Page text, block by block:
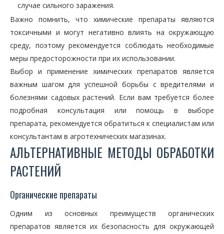
случае сильного заражения.
Важно помнить, что химические препараты являются
токсичными и могут негативно влиять на окружающую
среду, поэтому рекомендуется соблюдать необходимые
меры предосторожности при их использовании.
Выбор и применение химических препаратов является
важным шагом для успешной борьбы с вредителями и
болезнями садовых растений. Если вам требуется более
подробная консультация или помощь в выборе
препарата, рекомендуется обратиться к специалистам или
консультантам в агротехнических магазинах.
АЛЬТЕРНАТИВНЫЕ МЕТОДЫ ОБРАБОТКИ
РАСТЕНИЙ
Органические препараты
Одним из основных преимуществ органических
препаратов является их безопасность для окружающей